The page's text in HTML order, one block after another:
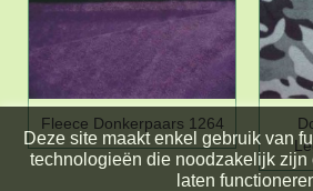
Fleece Donkerpaars 1264
Deze site maakt enkel gebruik van
technologieën die noodzakelijk zijn
laten